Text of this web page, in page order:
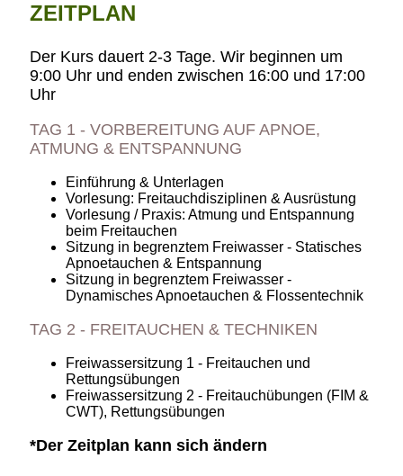
ZEITPLAN
Der Kurs dauert 2-3 Tage. Wir beginnen um
9:00 Uhr und enden zwischen 16:00 und 17:00
Uhr
TAG 1 - VORBEREITUNG AUF APNOE,
ATMUNG & ENTSPANNUNG
Einführung & Unterlagen
Vorlesung: Freitauchdisziplinen & Ausrüstung
Vorlesung / Praxis: Atmung und Entspannung
beim Freitauchen
Sitzung in begrenztem Freiwasser - Statisches
Apnoetauchen & Entspannung
Sitzung in begrenztem Freiwasser -
Dynamisches Apnoetauchen & Flossentechnik
TAG 2 - FREITAUCHEN & TECHNIKEN
Freiwassersitzung 1 - Freitauchen und
Rettungsübungen
Freiwassersitzung 2 - Freitauchübungen (FIM &
CWT), Rettungsübungen
*Der Zeitplan kann sich ändern